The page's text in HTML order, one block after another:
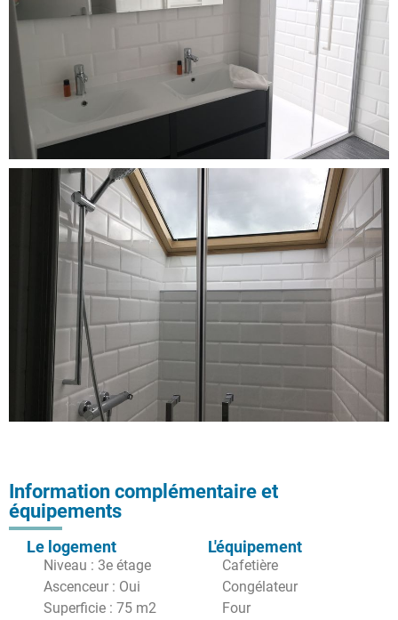
Information complémentaire et
équipements
Le logement
Niveau : 3e étage
Ascenceur : Oui
Superficie : 75 m2
L'équipement
Cafetière
Congélateur
Four